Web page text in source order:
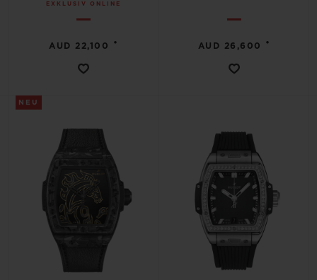
EXKLUSIV ONLINE
AUD 22,100 • AUD 26,600 •
NEU